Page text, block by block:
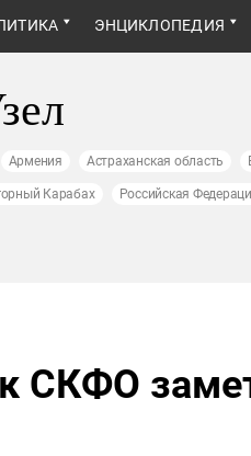
ЭНЦИКЛОПЕДИЯ
Армения Астраханская область
Карабах Российская
СКФО